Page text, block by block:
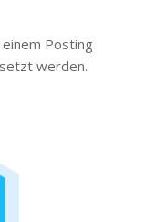
Posting
werden.